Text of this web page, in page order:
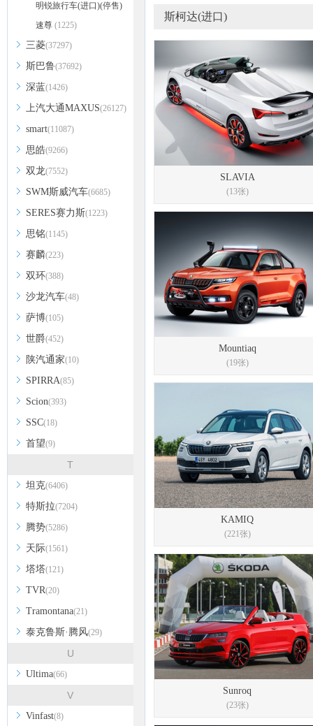
明锐旅行车(进口)(停售)
(509)
速尊 (1225)
三菱(37297)
斯巴鲁(37692)
深蓝(1426)
上汽大通MAXUS(26127)
smart(11087)
思皓(9266)
双龙(7552)
SWM斯威汽车(6685)
SERES赛力斯(1223)
思铭(1145)
赛麟(223)
双环(388)
沙龙汽车(48)
萨博(105)
世爵(452)
陕汽通家(10)
SPIRRA(85)
Scion(393)
SSC(18)
首望(9)
T
坦克(6406)
特斯拉(7204)
腾势(5286)
天际(1561)
塔塔(121)
TVR(20)
Tramontana(21)
泰克鲁斯·腾风(29)
U
Ultima(66)
V
Vinfast(8)
斯柯达(进口)
SLAVIA
(13张)
Mountiaq
(19张)
KAMIQ
(221张)
Sunroq
(23张)